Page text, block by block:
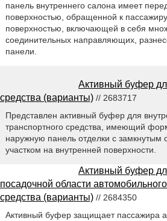
панель внутреннего салона имеет
поверхностью, обращенной к
поверхностью, включающей в себя
соединительных направляющих,
панели.
Активный буфер
средства (варианты) // 2683717
Представлен активный буфер для
транспортного средства, имеющий
наружную панель отделки с замкнутым
участком на внутренней поверхности.
Активный буфер
посадочной области
средства (варианты) // 2684350
Активный буфер защищает пассажира